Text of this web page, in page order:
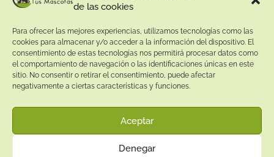
de las cookies
Para ofrecer las mejores experiencias, utilizamos tecnologías como las
cookies para almacenar y/o acceder a la información del dispositivo. El
consentimiento de estas tecnologías nos permitirá procesar datos como
el comportamiento de navegación o las identificaciones únicas en este
sitio. No consentir o retirar el consentimiento, puede afectar
negativamente a ciertas características y funciones.
Aceptar
Denegar
Contacto:
Dirección:
Calle Pepe Jiménez 19, Rute, 14950 Códoba. España
Teléfono:
+34641081328
Email:
info@latiendadetusmascotas.com
Enlaces de interés: